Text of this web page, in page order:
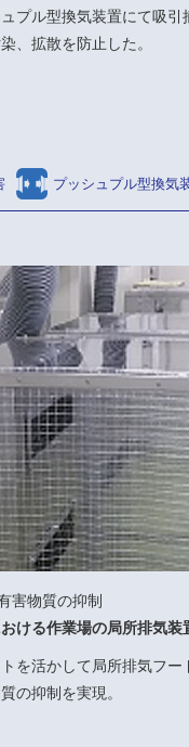
プル型換気装置にて吸引
、拡散を防止した。
プッシュプル型換気
害物質の抑制
ける作業場の局所排気装
を活かして局所排気フー
の抑制を実現。